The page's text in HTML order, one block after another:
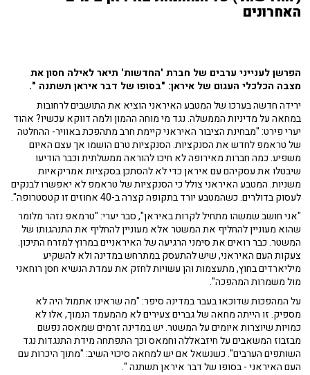
האחרונים
הפרשן לענייני ערבים של חברת 'החדשות' תיאר לאילה חסון את
מצבה הכלכלי העגום של איראן: "בסופו של דבר איראן תשתנה ".
ירידה חדשה בערכו של המטבע האיראני הוציא את התושבים לרחובות
במחאה על מדיניות הממשלה. נגד מי מוחה ההמון ולמה דווקא עכשיו? אהוד
יערי פירט: "מבחינת הציבור האיראני קיימת חרב מתהפכת באוויר- ההחלטה
של טראמפ לחדש את הסנקציות. הסנקציות טרם הושמו אך עצם האיום
משפיע. כמה חברות מאירופה לא חיכו להוראה ממשלתית וכבר הודיעו
שיבטלו את עסקיהם עם איראן כדי לא להסתכן בסקציות אמריקאיות
משניות. המטבע האיראני צולל כי הסנקציות של טראמפ לא יאפשרו לבנקים
לעסוק בדולרים. כשהמטבע יורד בתקופה קצרה ב-40 אחוזים זו קטסטרופה".
"אני חושב שמשהו מתחיל לקרות באיראן", סבר יערי: "טרמאפ נזהר מלומר
שהוא מעוניין להחליף את המשטר אלא מעוניין להחליף את התנהגותו של
המשטר. כבר רואים את סימני הרגיעה של האיראניים במרוץ למזרח התיכון.
צעקות העם האיראני, שיש להתעסק במתרחש במדינה ולא להשקיע
מיליארדים בחוץ, מתעצמות והן עשויות לחזק את עמדת הנשיא חסן רוחאני
מול משמרות המהפכה".
על המהפכות שדוכאו בעבר במדינה סיפר: "מה שראינו אתמול היה לא
מספיק. זו הייתה מחאה של גברים צעירים לא מהמעמד הנמוך, אלו לא
כמויות שיוצרות איומים על המשטר. יש במדינה זרמים שמאסה נפשם
מבזבוז המשאבים על חיזבאללה וחמאס וכך התפתחה מידת התנגדות נגד
השותפים הערבים". כשנשאל אם יש למחאה סיכוי השיב: "מתוך היכרות עם
העם האיראני - בסופו של דבר איראן תשתנה ".